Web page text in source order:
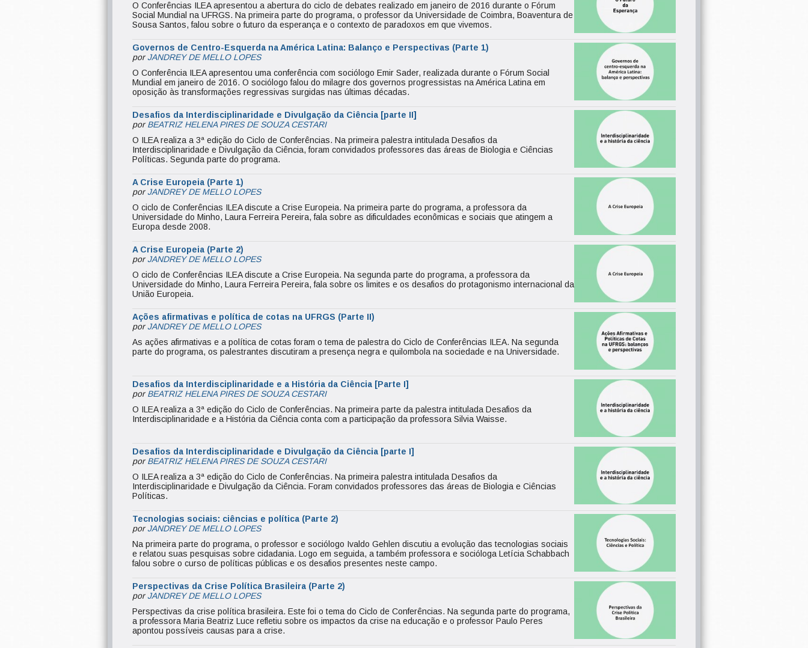
O Conferências ILEA apresentou a abertura do ciclo de debates realizado em janeiro de 2016 durante o Fórum
Social Mundial na UFRGS. Na primeira parte do programa, o professor da Universidade de Coimbra, Boaventura de
Sousa Santos, falou sobre o futuro da esperança e o contexto de paradoxos em que vivemos.
Governos de Centro-Esquerda na América Latina: Balanço e Perspectivas (Parte 1)
porJANDREY DE MELLO LOPES
O Conferência ILEA apresentou uma conferência com sociólogo Emir Sader, realizada durante o Fórum Social
Mundial em janeiro de 2016. O sociólogo falou do milagre dos governos progressistas na América Latina em
oposição às transformações regressivas surgidas nas últimas décadas.
Desafios da Interdisciplinaridade e Divulgação da Ciência [parte II]
porBEATRIZ HELENA PIRES DE SOUZA CESTARI
O ILEA realiza a 3ª edição do Ciclo de Conferências. Na primeira palestra intitulada Desafios da
Interdisciplinaridade e Divulgação da Ciência, foram convidados professores das áreas de Biologia e Ciências
Políticas. Segunda parte do programa.
A Crise Europeia (Parte 1)
porJANDREY DE MELLO LOPES
O ciclo de Conferências ILEA discute a Crise Europeia. Na primeira parte do programa, a professora da
Universidade do Minho, Laura Ferreira Pereira, fala sobre as dificuldades econômicas e sociais que atingem a
Europa desde 2008.
A Crise Europeia (Parte 2)
porJANDREY DE MELLO LOPES
O ciclo de Conferências ILEA discute a Crise Europeia. Na segunda parte do programa, a professora da
Universidade do Minho, Laura Ferreira Pereira, fala sobre os limites e os desafios do protagonismo internacional da
União Europeia.
Ações afirmativas e política de cotas na UFRGS (Parte II)
porJANDREY DE MELLO LOPES
As ações afirmativas e a política de cotas foram o tema de palestra do Ciclo de Conferências ILEA. Na segunda
parte do programa, os palestrantes discutiram a presença negra e quilombola na sociedade e na Universidade.
Desafios da Interdisciplinaridade e a História da Ciência [Parte I]
porBEATRIZ HELENA PIRES DE SOUZA CESTARI
O ILEA realiza a 3ª edição do Ciclo de Conferências. Na primeira parte da palestra intitulada Desafios da
Interdisciplinaridade e a História da Ciência conta com a participação da professora Silvia Waisse.
Desafios da Interdisciplinaridade e Divulgação da Ciência [parte I]
porBEATRIZ HELENA PIRES DE SOUZA CESTARI
O ILEA realiza a 3ª edição do Ciclo de Conferências. Na primeira palestra intitulada Desafios da
Interdisciplinaridade e Divulgação da Ciência. Foram convidados professores das áreas de Biologia e Ciências
Políticas.
Tecnologias sociais: ciências e política (Parte 2)
porJANDREY DE MELLO LOPES
Na primeira parte do programa, o professor e sociólogo Ivaldo Gehlen discutiu a evolução das tecnologias sociais
e relatou suas pesquisas sobre cidadania. Logo em seguida, a também professora e socióloga Letícia Schabbach
falou sobre o curso de políticas públicas e os desafios presentes neste campo.
Perspectivas da Crise Política Brasileira (Parte 2)
porJANDREY DE MELLO LOPES
Perspectivas da crise política brasileira. Este foi o tema do Ciclo de Conferências. Na segunda parte do programa,
a professora Maria Beatriz Luce refletiu sobre os impactos da crise na educação e o professor Paulo Peres
apontou possíveis causas para a crise.